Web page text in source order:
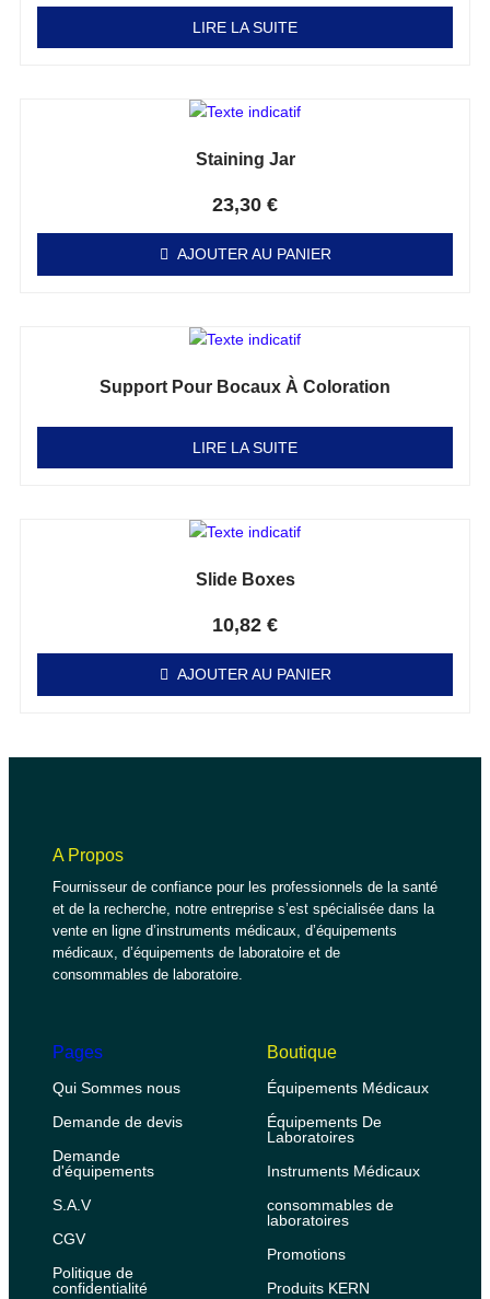
LIRE LA SUITE
Staining Jar
23,30 €
AJOUTER AU PANIER
Support Pour Bocaux À Coloration
LIRE LA SUITE
Slide Boxes
10,82 €
AJOUTER AU PANIER
A Propos
Fournisseur de confiance pour les professionnels de la santé
et de la recherche, notre entreprise s’est spécialisée dans la
vente en ligne d’instruments médicaux, d’équipements
médicaux, d’équipements de laboratoire et de
consommables de laboratoire.
Pages
Qui Sommes nous
Demande de devis
Demande
d'équipements
S.A.V
CGV
Politique de
confidentialité
Boutique
Équipements Médicaux
Équipements De
Laboratoires
Instruments Médicaux
consommables de
laboratoires
Promotions
Produits KERN